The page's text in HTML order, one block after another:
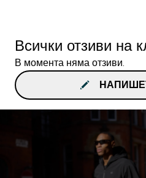
Всички отзиви на
В момента няма отзиви.